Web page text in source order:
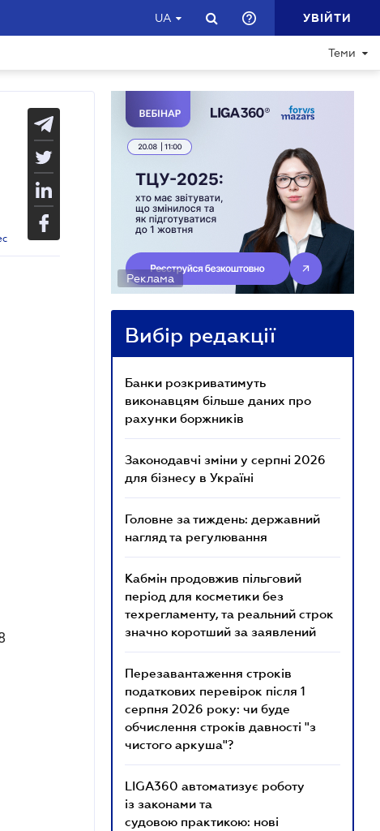
UA УВІЙТИ
Теми
Реклама
Вибір редакції
Банки розкриватимуть
виконавцям більше даних про
рахунки боржників
Законодавчі зміни у серпні 2026
для бізнесу в Україні
Головне за тиждень: державний
нагляд та регулювання
Кабмін продовжив пільговий
період для косметики без
техрегламенту, та реальний строк
значно коротший за заявлений
Перезавантаження строків
податкових перевірок після 1
серпня 2026 року: чи буде
обчислення строків давності "з
чистого аркуша"?
LIGA360 автоматизує роботу
із законами та
судовою практикою: нові